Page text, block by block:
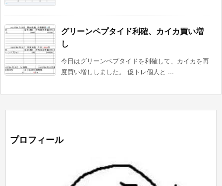
グリーンペプタイド利確、カイカ買い増
し
今日はグリーンペプタイドを利確して、カイカを再
度買い増ししました。 億トレ個人と ...
プロフィール